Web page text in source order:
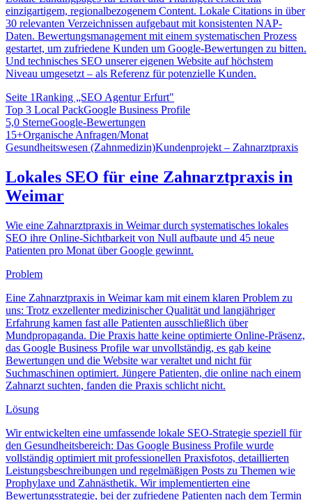
einzigartigem, regionalbezogenem Content. Lokale Citations in über
30 relevanten Verzeichnissen aufgebaut mit konsistenten NAP-
Daten. Bewertungsmanagement mit einem systematischen Prozess
gestartet, um zufriedene Kunden um Google-Bewertungen zu bitten.
Und technisches SEO unserer eigenen Website auf höchstem
Niveau umgesetzt – als Referenz für potenzielle Kunden.
Seite 1Ranking „SEO Agentur Erfurt"
Top 3 Local PackGoogle Business Profile
5,0 SterneGoogle-Bewertungen
15+Organische Anfragen/Monat
Gesundheitswesen (Zahnmedizin)Kundenprojekt – Zahnarztpraxis
Lokales SEO für eine Zahnarztpraxis in
Weimar
Wie eine Zahnarztpraxis in Weimar durch systematisches lokales
SEO ihre Online-Sichtbarkeit von Null aufbaute und 45 neue
Patienten pro Monat über Google gewinnt.
Problem
Eine Zahnarztpraxis in Weimar kam mit einem klaren Problem zu
uns: Trotz exzellenter medizinischer Qualität und langjähriger
Erfahrung kamen fast alle Patienten ausschließlich über
Mundpropaganda. Die Praxis hatte keine optimierte Online-Präsenz,
das Google Business Profile war unvollständig, es gab keine
Bewertungen und die Website war veraltet und nicht für
Suchmaschinen optimiert. Jüngere Patienten, die online nach einem
Zahnarzt suchten, fanden die Praxis schlicht nicht.
Lösung
Wir entwickelten eine umfassende lokale SEO-Strategie speziell für
den Gesundheitsbereich: Das Google Business Profile wurde
vollständig optimiert mit professionellen Praxisfotos, detaillierten
Leistungsbeschreibungen und regelmäßigen Posts zu Themen wie
Prophylaxe und Zahnästhetik. Wir implementierten eine
Bewertungsstrategie, bei der zufriedene Patienten nach dem Termin